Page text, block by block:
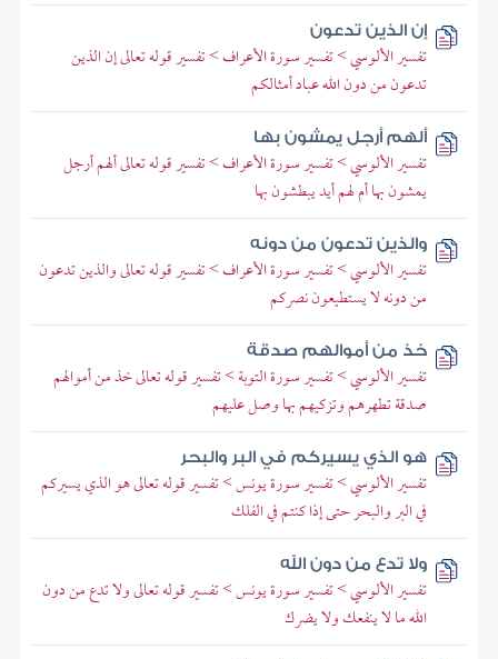
إن الذين تدعون
تفسير الألوسي > تفسير سورة الأعراف > تفسير قوله تعالى إن الذين
تدعون من دون الله عباد أمثالكم
ألهم أرجل يمشون بها
تفسير الألوسي > تفسير سورة الأعراف > تفسير قوله تعالى ألهم أرجل
يمشون بها أم لهم أيد يبطشون بها
والذين تدعون من دونه
تفسير الألوسي > تفسير سورة الأعراف > تفسير قوله تعالى والذين تدعون
من دونه لا يستطيعون نصركم
خذ من أموالهم صدقة
تفسير الألوسي > تفسير سورة التوبة > تفسير قوله تعالى خذ من أموالهم
صدقة تطهرهم وتزكيهم بها وصل عليهم
هو الذي يسيركم في البر والبحر
تفسير الألوسي > تفسير سورة يونس > تفسير قوله تعالى هو الذي يسيركم
في البر والبحر حتى إذا كنتم في الفلك
ولا تدع من دون الله
تفسير الألوسي > تفسير سورة يونس > تفسير قوله تعالى ولا تدع من دون
الله ما لا ينفعك ولا يضرك